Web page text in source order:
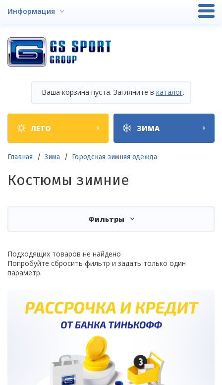
Информация
Ваша корзина пуста. Загляните в каталог.
Shop
categories
ЛЕТО ЗИМА
Строка
навигации
Главная Зима Городская зимняя одежда
Костюмы зимние
Фильтры
Подходящих товаров не найдено
Попробуйте сбросить фильтр и задать только один
параметр.